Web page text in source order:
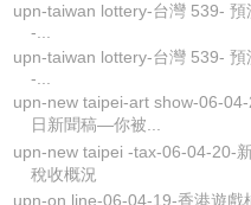
upn-taiwan lottery-台灣 539-
-...
upn-taiwan lottery-台灣 539-
-...
upn-new taipei-art show-06-04-
日新聞稿—你被...
upn-new taipei -tax-06-04-20-
稅收概況
upn-on line-06-04-19-香港遊戲